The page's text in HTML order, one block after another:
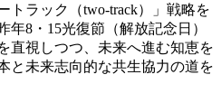
トラック（two-track）」戦略を
年8・15光復節（解放記念日）
直視しつつ、未来へ進む知恵を
と未来志向的な共生協力の道を